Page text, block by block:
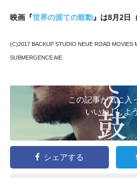
映画『世界の涯ての鼓動 』は8月2日
(C)2017 BACKUP STUDIO NEUE ROAD MOVIES
SUBMERGENCE AIE
この記事が気に入
いいね ! しよう
シェアする